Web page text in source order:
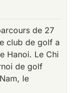
de 27
club de golf a
Hanoi. Le Chi
de golf
le